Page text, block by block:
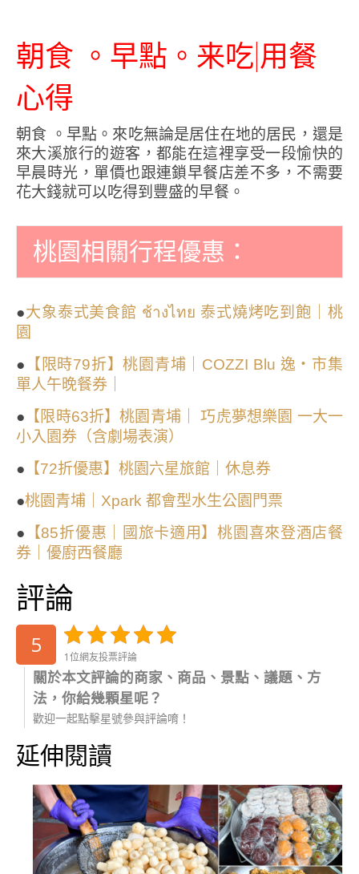
朝食 。早點。来吃|用餐
心得
朝食 。早點。來吃無論是居住在地的居民，還是
來大溪旅行的遊客，都能在這裡享受一段愉快的
早晨時光，單價也跟連鎖早餐店差不多，不需要
花大錢就可以吃得到豐盛的早餐。
桃園相關行程優惠：
●大象泰式美食館 ช้างไทย 泰式燒烤吃到飽｜桃
園
● 【限時79折】桃園青埔｜COZZI Blu 逸・市集
單人午晚餐券｜
● 【限時63折】桃園青埔｜ 巧虎夢想樂園 一大一
小入園券（含劇場表演）
● 【72折優惠】桃園六星旅館｜休息券
●桃園青埔｜Xpark 都會型水生公園門票
● 【85折優惠｜國旅卡適用】桃園喜來登酒店餐
券｜優廚西餐廳
評論
5 1位網友投票評論
關於本文評論的商家、商品、景點、議題、方
法，你給幾顆星呢？
歡迎一起點擊星號參與評論唷！
延伸閱讀